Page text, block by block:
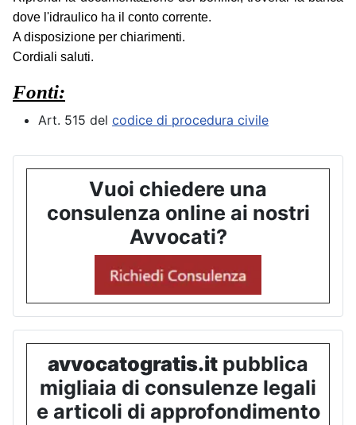
dove l'idraulico ha il conto corrente.
A disposizione per chiarimenti.
Cordiali saluti.
Fonti:
Art. 515 del codice di procedura civile
Vuoi chiedere una
consulenza online ai nostri
Avvocati?
avvocatogratis.it pubblica
migliaia di consulenze legali
e articoli di approfondimento